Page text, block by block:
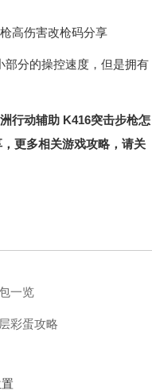
部分的操控速度，但是拥有
行动辅助 K416突击步枪怎
更多相关游戏攻略，请关
一览
彩蛋攻略